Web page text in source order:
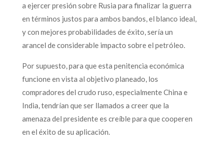
a ejercer presión sobre Rusia para finalizar la guerra
en términos justos para ambos bandos, el blanco ideal,
y con mejores probabilidades de éxito, sería un
arancel de considerable impacto sobre el petróleo.
Por supuesto, para que esta penitencia económica
funcione en vista al objetivo planeado, los
compradores del crudo ruso, especialmente China e
India, tendrían que ser llamados a creer que la
amenaza del presidente es creíble para que cooperen
en el éxito de su aplicación.